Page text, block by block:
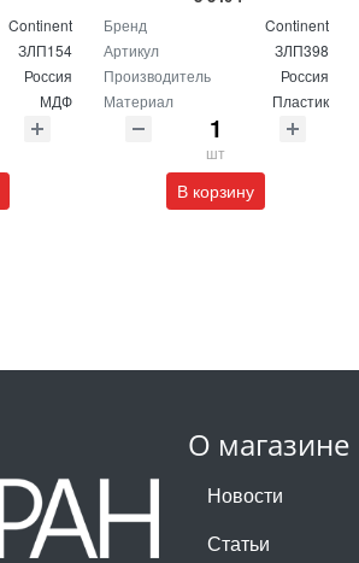
Continent
ЗЛП154
Россия
МДФ
Бренд
Continent
Артикул
ЗЛП398
Производитель
Россия
Материал
Пластик
шт
В корзину
О магазине
Новости
Статьи